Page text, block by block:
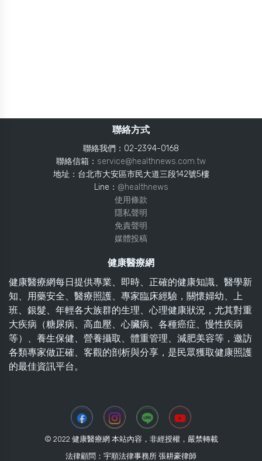
聯絡方式
聯絡我們：02-2394-0168
聯絡信箱： service@healthnews.com.tw
地址：台北市大安區市民大道三段142號5樓
Line： @healthnews
使用條款
隱私聲明
免責聲明
媒體投稿
健康醫療網
健康醫療網每日提供專業、即時、正確的健康知識、醫學新
知、用藥安全、醫療照護、專家臨床經驗，關懷婦幼、上
班、銀髮、年輕各大族群的生理、心理健康狀況，尤其對重
大疾病（糖尿病、高血壓、心臟病、各種癌症、慢性疾病
等）、養生保健、營養攝取、體重管理、減肥美容等，邀訪
各類專家做正確、客觀的剖析與分享，是民眾獲取健康照護
的最佳資訊平台。
© 2022 健康醫療網 本站內容，非經授權，嚴禁轉載
法律顧問：宇順法律事務所 張耕豪律師